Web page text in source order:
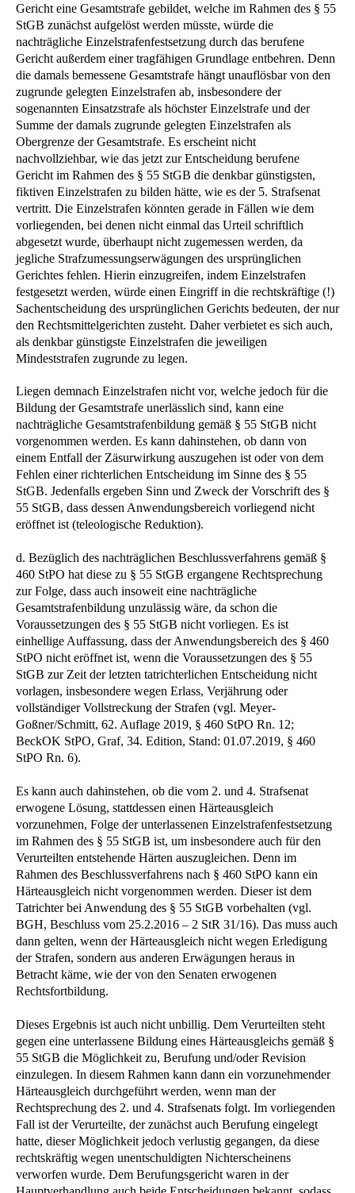
Gericht eine Gesamtstrafe gebildet, welche im Rahmen des § 55
StGB zunächst aufgelöst werden müsste, würde die
nachträgliche Einzelstrafenfestsetzung durch das berufene
Gericht außerdem einer tragfähigen Grundlage entbehren. Denn
die damals bemessene Gesamtstrafe hängt unauflösbar von den
zugrunde gelegten Einzelstrafen ab, insbesondere der
sogenannten Einsatzstrafe als höchster Einzelstrafe und der
Summe der damals zugrunde gelegten Einzelstrafen als
Obergrenze der Gesamtstrafe. Es erscheint nicht
nachvollziehbar, wie das jetzt zur Entscheidung berufene
Gericht im Rahmen des § 55 StGB die denkbar günstigsten,
fiktiven Einzelstrafen zu bilden hätte, wie es der 5. Strafsenat
vertritt. Die Einzelstrafen könnten gerade in Fällen wie dem
vorliegenden, bei denen nicht einmal das Urteil schriftlich
abgesetzt wurde, überhaupt nicht zugemessen werden, da
jegliche Strafzumessungserwägungen des ursprünglichen
Gerichtes fehlen. Hierin einzugreifen, indem Einzelstrafen
festgesetzt werden, würde einen Eingriff in die rechtskräftige (!)
Sachentscheidung des ursprünglichen Gerichts bedeuten, der nur
den Rechtsmittelgerichten zusteht. Daher verbietet es sich auch,
als denkbar günstigste Einzelstrafen die jeweiligen
Mindeststrafen zugrunde zu legen.
Liegen demnach Einzelstrafen nicht vor, welche jedoch für die
Bildung der Gesamtstrafe unerlässlich sind, kann eine
nachträgliche Gesamtstrafenbildung gemäß § 55 StGB nicht
vorgenommen werden. Es kann dahinstehen, ob dann von
einem Entfall der Zäsurwirkung auszugehen ist oder von dem
Fehlen einer richterlichen Entscheidung im Sinne des § 55
StGB. Jedenfalls ergeben Sinn und Zweck der Vorschrift des §
55 StGB, dass dessen Anwendungsbereich vorliegend nicht
eröffnet ist (teleologische Reduktion).
d. Bezüglich des nachträglichen Beschlussverfahrens gemäß §
460 StPO hat diese zu § 55 StGB ergangene Rechtsprechung
zur Folge, dass auch insoweit eine nachträgliche
Gesamtstrafenbildung unzulässig wäre, da schon die
Voraussetzungen des § 55 StGB nicht vorliegen. Es ist
einhellige Auffassung, dass der Anwendungsbereich des § 460
StPO nicht eröffnet ist, wenn die Voraussetzungen des § 55
StGB zur Zeit der letzten tatrichterlichen Entscheidung nicht
vorlagen, insbesondere wegen Erlass, Verjährung oder
vollständiger Vollstreckung der Strafen (vgl. Meyer-
Goßner/Schmitt, 62. Auflage 2019, § 460 StPO Rn. 12;
BeckOK StPO, Graf, 34. Edition, Stand: 01.07.2019, § 460
StPO Rn. 6).
Es kann auch dahinstehen, ob die vom 2. und 4. Strafsenat
erwogene Lösung, stattdessen einen Härteausgleich
vorzunehmen, Folge der unterlassenen Einzelstrafenfestsetzung
im Rahmen des § 55 StGB ist, um insbesondere auch für den
Verurteilten entstehende Härten auszugleichen. Denn im
Rahmen des Beschlussverfahrens nach § 460 StPO kann ein
Härteausgleich nicht vorgenommen werden. Dieser ist dem
Tatrichter bei Anwendung des § 55 StGB vorbehalten (vgl.
BGH, Beschluss vom 25.2.2016 – 2 StR 31/16). Das muss auch
dann gelten, wenn der Härteausgleich nicht wegen Erledigung
der Strafen, sondern aus anderen Erwägungen heraus in
Betracht käme, wie der von den Senaten erwogenen
Rechtsfortbildung.
Dieses Ergebnis ist auch nicht unbillig. Dem Verurteilten steht
gegen eine unterlassene Bildung eines Härteausgleichs gemäß §
55 StGB die Möglichkeit zu, Berufung und/oder Revision
einzulegen. In diesem Rahmen kann dann ein vorzunehmender
Härteausgleich durchgeführt werden, wenn man der
Rechtsprechung des 2. und 4. Strafsenats folgt. Im vorliegenden
Fall ist der Verurteilte, der zunächst auch Berufung eingelegt
hatte, dieser Möglichkeit jedoch verlustig gegangen, da diese
rechtskräftig wegen unentschuldigten Nichterscheinens
verworfen wurde. Dem Berufungsgericht waren in der